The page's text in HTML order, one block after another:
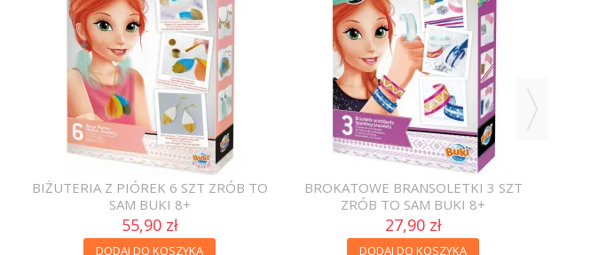
BIŻUTERIA Z PIÓREK 6 SZT ZRÓB TO
SAM BUKI 8+
55,90 zł
DODAJ DO KOSZYKA
BROKATOWE BRANSOLETKI 3 SZT
ZRÓB TO SAM BUKI 8+
27,90 zł
DODAJ DO KOSZYKA